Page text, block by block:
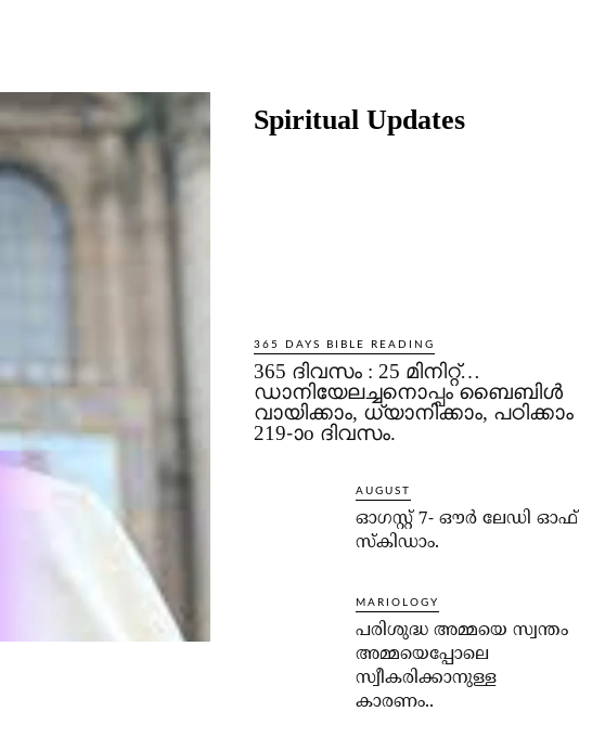
Spiritual Updates
365 DAYS BIBLE READING
365 ദിവസം : 25 മിനിറ്റ്…
ഡാനിയേലച്ചനൊപ്പം ബൈബിൾ
വായിക്കാം, ധ്യാനിക്കാം, പഠിക്കാം
219-ാo ദിവസം.
AUGUST
ഓഗസ്റ്റ് 7- ഔര്‍ ലേഡി ഓഫ്
സ്‌കിഡാം.
MARIOLOGY
പരിശുദ്ധ അമ്മയെ സ്വന്തം
അമ്മയെപ്പോലെ
സ്വീകരിക്കാനുള്ള
കാരണം..